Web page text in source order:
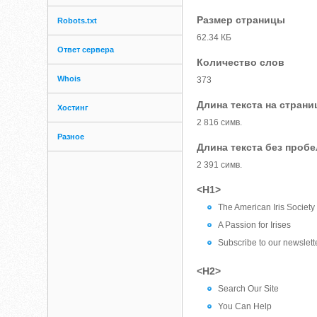
Robots.txt
Ответ сервера
Whois
Хостинг
Разное
Размер страницы
62.34 КБ
Количество слов
373
Длина текста на
2 816 симв.
Длина текста без
2 391 симв.
<H1>
The American Iris Society
A Passion for Irises
Subscribe to our
<H2>
Search Our Site
You Can Help